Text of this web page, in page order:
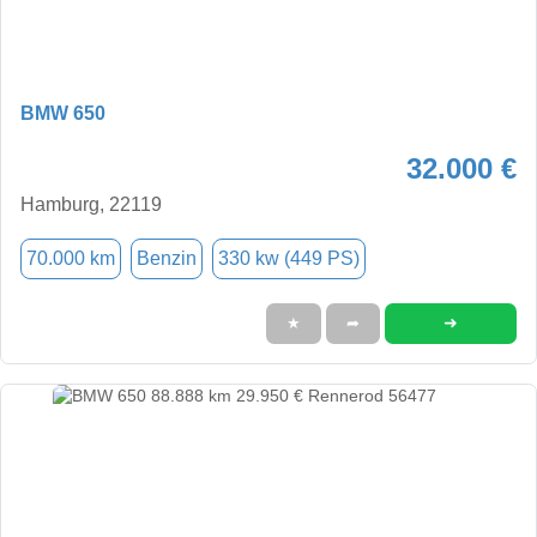
BMW 650
32.000 €
Hamburg, 22119
70.000 km Benzin 330 kw (449 PS)
★ ➦ ➜